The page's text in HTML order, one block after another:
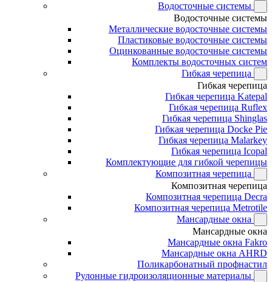
Водосточные системы
Водосточные системы
Металлические водосточные системы
Пластиковые водосточные системы
Оцинкованные водосточные системы
Комплекты водосточных систем
Гибкая черепица
Гибкая черепица
Гибкая черепица Katepal
Гибкая черепица Ruflex
Гибкая черепица Shinglas
Гибкая черепица Docke Pie
Гибкая черепица Malarkey
Гибкая черепица Icopal
Комплектующие для гибкой черепицы
Композитная черепица
Композитная черепица
Композитная черепица Decra
Композитная черепица Metrotile
Мансардные окна
Мансардные окна
Мансардные окна Fakro
Мансардные окна AHRD
Поликарбонатный профнастил
Рулонные гидроизоляционные материалы